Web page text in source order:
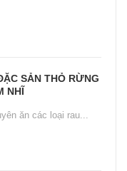
SẢN THỎ RỪNG
NHĨ
ăn các loại rau...